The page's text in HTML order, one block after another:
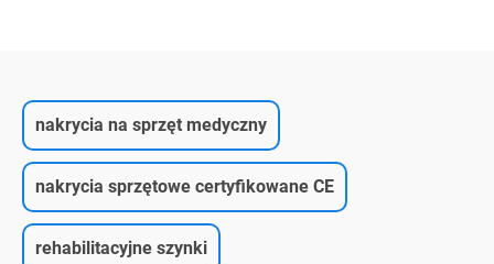
nakrycia na sprzęt medyczny
nakrycia sprzętowe certyfikowane CE
rehabilitacyjne szynki